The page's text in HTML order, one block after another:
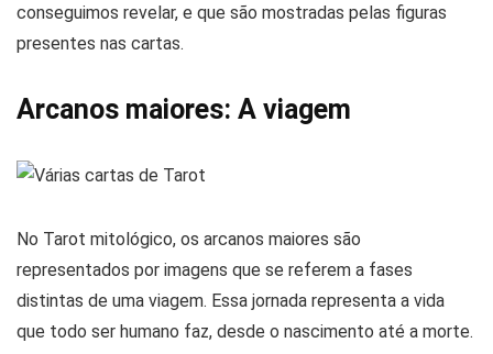
conseguimos revelar, e que são mostradas pelas figuras
presentes nas cartas.
Arcanos maiores: A viagem
No Tarot mitológico, os arcanos maiores são
representados por imagens que se referem a fases
distintas de uma viagem. Essa jornada representa a vida
que todo ser humano faz, desde o nascimento até a morte.